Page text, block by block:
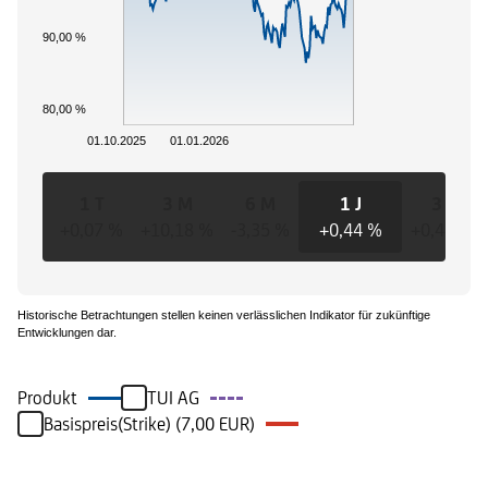
01.01.2026
01.10.2025
80,00 %
90,00 %
1 J
+0,44 %
Historische Betrachtungen stellen keinen verlässlichen Indikator für zukünftige
Entwicklungen dar.
Produkt
TUI AG
Basispreis(Strike) (7,00 EUR)